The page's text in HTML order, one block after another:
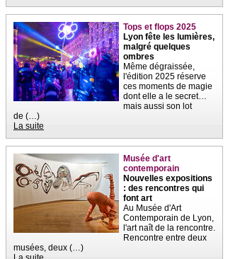
Tops et flops 2025
Lyon fête les lumières,
malgré quelques
ombres
Même dégraissée,
l'édition 2025 réserve
ces moments de magie
dont elle a le secret…
mais aussi son lot
de (…)
La suite
Musée d'art
contemporain
Nouvelles expositions
: des rencontres qui
font art
Au Musée d'Art
Contemporain de Lyon,
l'art naît de la rencontre.
Rencontre entre deux
musées, deux (…)